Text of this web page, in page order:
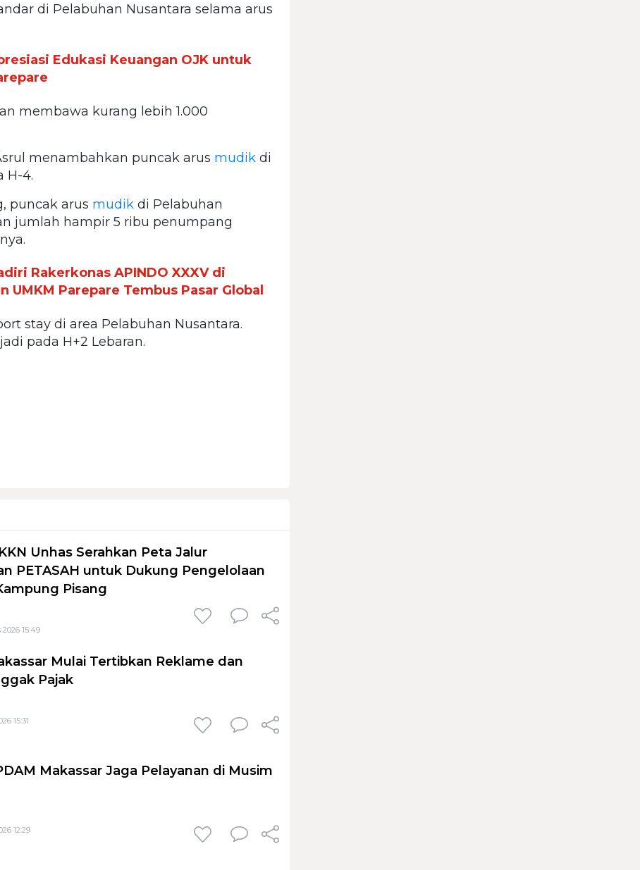
di Pelabuhan Nusantara selama arus
Edukasi Keuangan OJK untuk
membawa kurang lebih 1.000
menambahkan puncak arus mudik di
H-4.
puncak arus mudik di Pelabuhan
jumlah hampir 5 ribu penumpang
Rakerkonas APINDO XXXV di
UMKM Parepare Tembus Pasar Global
stay di area Pelabuhan Nusantara.
pada H+2 Lebaran.
Unhas Serahkan Peta Jalur
PETASAH untuk Dukung Pengelolaan
Pisang
15:49
Mulai Tertibkan Reklame dan
Pajak
15:31
Makassar Jaga Pelayanan di Musim
12:29